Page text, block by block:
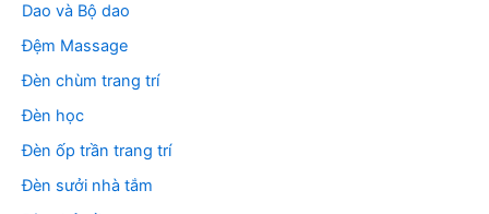
Dao và Bộ dao
Đệm Massage
Đèn chùm trang trí
Đèn học
Đèn ốp trần trang trí
Đèn sưởi nhà tắm